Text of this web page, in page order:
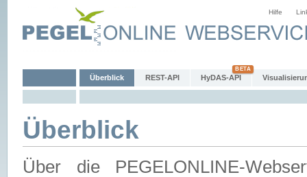
Hilfe
Überblick REST-API HyDAS-API
Überblick
Über die PEGELONLINE-